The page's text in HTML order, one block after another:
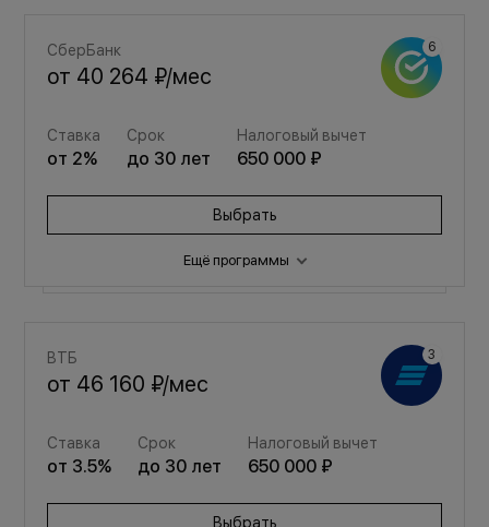
СберБанк
от 40 264 ₽/мес
Ставка
от 2%
Срок
до 30 лет
Налоговый вычет
650 000 ₽
Выбрать
Ещё программы
от 53 915 ₽/мес
от3.5% до30 650 000 ₽
Выбрать
ВТБ
от 46 160 ₽/мес
Ставка
от 3.5%
Срок
до 30 лет
Налоговый вычет
650 000 ₽
Выбрать